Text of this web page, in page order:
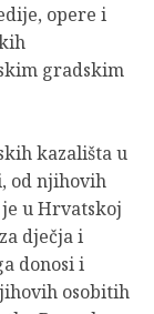
opere i
gradskim
kazališta u
od njihovih
je u Hrvatskoj
dječja i
donosi i
osobitih